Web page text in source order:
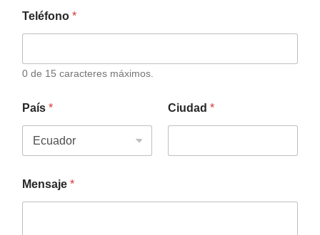
Teléfono *
0 de 15 caracteres máximos.
País * Ciudad *
Mensaje *